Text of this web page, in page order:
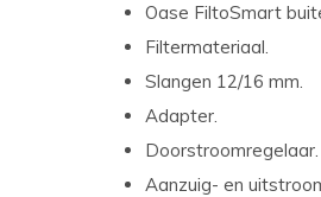
Oase FiltoSmart
Filtermateriaal.
Slangen 12/16 mm.
Adapter.
Doorstroomregelaar.
Aanzuig- en